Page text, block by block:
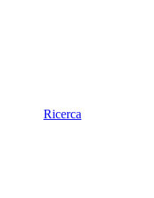
Ricerca